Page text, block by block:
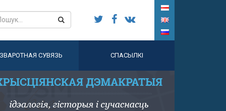
ЗВАРОТНАЯ СУВЯЗЬ СПАСЫЛКІ